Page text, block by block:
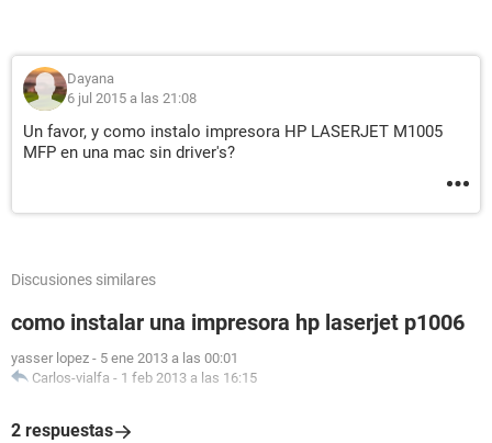
Dayana
6 jul 2015 a las 21:08
Un favor, y como instalo impresora HP LASERJET M1005
MFP en una mac sin driver's?
Discusiones similares
como instalar una impresora hp laserjet p1006
yasser lopez - 5 ene 2013 a las 00:01
Carlos-vialfa - 1 feb 2013 a las 16:15
2 respuestas